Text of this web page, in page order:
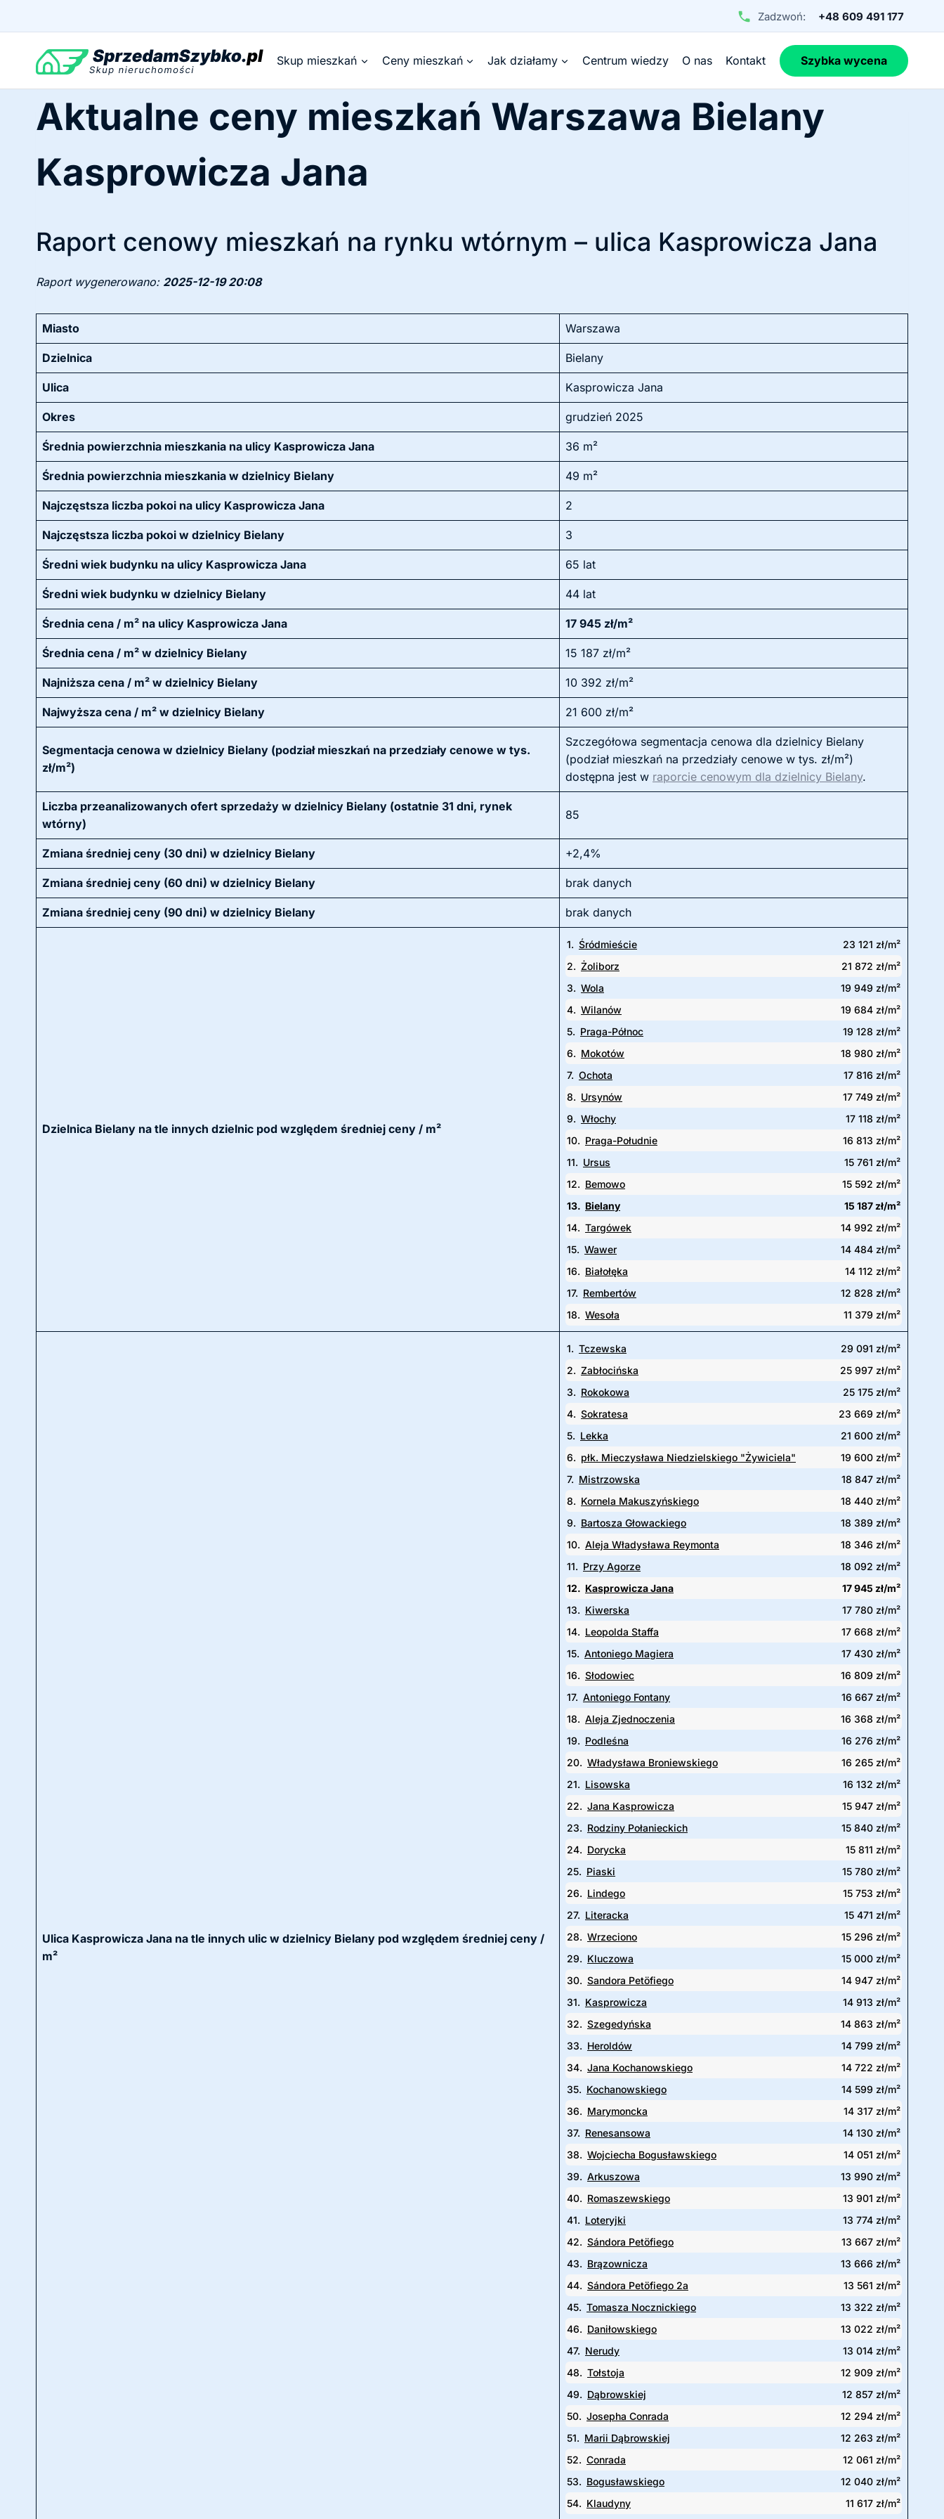
Zadzwoń: +48 609 491 177
Skup mieszkań Ceny mieszkań Jak działamy Centrum wiedzy O nas Kontakt Szybka wycena
Aktualne ceny mieszkań Warszawa Bielany
Kasprowicza Jana
Raport cenowy mieszkań na rynku wtórnym – ulica Kasprowicza Jana
Raport wygenerowano: 2025-12-19 20:08
Miasto Warszawa
Dzielnica Bielany
Ulica Kasprowicza Jana
Okres grudzień 2025
Średnia powierzchnia mieszkania na ulicy Kasprowicza Jana 36 m²
Średnia powierzchnia mieszkania w dzielnicy Bielany 49 m²
Najczęstsza liczba pokoi na ulicy Kasprowicza Jana 2
Najczęstsza liczba pokoi w dzielnicy Bielany 3
Średni wiek budynku na ulicy Kasprowicza Jana 65 lat
Średni wiek budynku w dzielnicy Bielany 44 lat
Średnia cena / m² na ulicy Kasprowicza Jana 17 945 zł/m²
Średnia cena / m² w dzielnicy Bielany 15 187 zł/m²
Najniższa cena / m² w dzielnicy Bielany 10 392 zł/m²
Najwyższa cena / m² w dzielnicy Bielany 21 600 zł/m²
Segmentacja cenowa w dzielnicy Bielany (podział mieszkań na przedziały cenowe w tys.
zł/m²)
Szczegółowa segmentacja cenowa dla dzielnicy Bielany
(podział mieszkań na przedziały cenowe w tys. zł/m²)
dostępna jest w raporcie cenowym dla dzielnicy Bielany.
Liczba przeanalizowanych ofert sprzedaży w dzielnicy Bielany (ostatnie 31 dni, rynek
wtórny)
85
Zmiana średniej ceny (30 dni) w dzielnicy Bielany +2,4%
Zmiana średniej ceny (60 dni) w dzielnicy Bielany brak danych
Zmiana średniej ceny (90 dni) w dzielnicy Bielany brak danych
Dzielnica Bielany na tle innych dzielnic pod względem średniej ceny / m²
1. Śródmieście
23 121 zł/m²
2. Żoliborz
21 872 zł/m²
3. Wola
19 949 zł/m²
4. Wilanów
19 684 zł/m²
5. Praga-Północ
19 128 zł/m²
6. Mokotów
18 980 zł/m²
7. Ochota
17 816 zł/m²
8. Ursynów
17 749 zł/m²
9. Włochy
17 118 zł/m²
10. Praga-Południe
16 813 zł/m²
11. Ursus
15 761 zł/m²
12. Bemowo
15 592 zł/m²
13. Bielany
15 187 zł/m²
14. Targówek
14 992 zł/m²
15. Wawer
14 484 zł/m²
16. Białołęka
14 112 zł/m²
17. Rembertów
12 828 zł/m²
18. Wesoła 11 379 zł/m²
Ulica Kasprowicza Jana na tle innych ulic w dzielnicy Bielany pod względem średniej ceny /
m²
1. Tczewska
29 091 zł/m²
2. Zabłocińska
25 997 zł/m²
3. Rokokowa
25 175 zł/m²
4. Sokratesa
23 669 zł/m²
5. Lekka
21 600 zł/m²
6. płk. Mieczysława Niedzielskiego "Żywiciela"
19 600 zł/m²
7. Mistrzowska
18 847 zł/m²
8. Kornela Makuszyńskiego
18 440 zł/m²
9. Bartosza Głowackiego
18 389 zł/m²
10. Aleja Władysława Reymonta
18 346 zł/m²
11. Przy Agorze
18 092 zł/m²
12. Kasprowicza Jana
17 945 zł/m²
13. Kiwerska
17 780 zł/m²
14. Leopolda Staffa
17 668 zł/m²
15. Antoniego Magiera
17 430 zł/m²
16. Słodowiec
16 809 zł/m²
17. Antoniego Fontany
16 667 zł/m²
18. Aleja Zjednoczenia
16 368 zł/m²
19. Podleśna
16 276 zł/m²
20. Władysława Broniewskiego
16 265 zł/m²
21. Lisowska
16 132 zł/m²
22. Jana Kasprowicza
15 947 zł/m²
23. Rodziny Połanieckich
15 840 zł/m²
24. Dorycka
15 811 zł/m²
25. Piaski
15 780 zł/m²
26. Lindego
15 753 zł/m²
27. Literacka
15 471 zł/m²
28. Wrzeciono
15 296 zł/m²
29. Kluczowa
15 000 zł/m²
30. Sandora Petöfiego
14 947 zł/m²
31. Kasprowicza
14 913 zł/m²
32. Szegedyńska
14 863 zł/m²
33. Heroldów
14 799 zł/m²
34. Jana Kochanowskiego
14 722 zł/m²
35. Kochanowskiego
14 599 zł/m²
36. Marymoncka
14 317 zł/m²
37. Renesansowa
14 130 zł/m²
38. Wojciecha Bogusławskiego
14 051 zł/m²
39. Arkuszowa
13 990 zł/m²
40. Romaszewskiego
13 901 zł/m²
41. Loteryjki
13 774 zł/m²
42. Sándora Petöfiego
13 667 zł/m²
43. Brązownicza
13 666 zł/m²
44. Sándora Petöfiego 2a
13 561 zł/m²
45. Tomasza Nocznickiego
13 322 zł/m²
46. Daniłowskiego
13 022 zł/m²
47. Nerudy
13 014 zł/m²
48. Tołstoja
12 909 zł/m²
49. Dąbrowskiej
12 857 zł/m²
50. Josepha Conrada
12 294 zł/m²
51. Marii Dąbrowskiej
12 263 zł/m²
52. Conrada
12 061 zł/m²
53. Bogusławskiego
12 040 zł/m²
54. Klaudyny 11 617 zł/m²